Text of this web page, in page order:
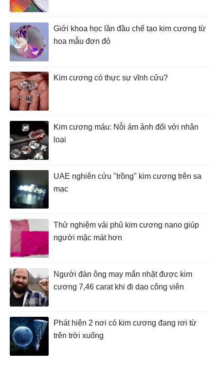
Giới khoa học lần đầu chế tạo kim cương từ
hoa mẫu đơn đỏ
Kim cương có thực sự vĩnh cửu?
Kim cương máu: Nỗi ám ảnh đối với nhân
loại
UAE nghiên cứu "trồng" kim cương trên sa
mạc
Thử nghiệm vải phủ kim cương nano giúp
người mặc mát hơn
Người đàn ông may mắn nhặt được kim
cương 7,46 carat khi đi dạo công viên
Phát hiện 2 nơi có kim cương đang rơi từ
trên trời xuống